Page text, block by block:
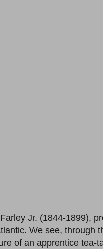
Jr. (1844-1899),
We see, through
of an apprentice tea-